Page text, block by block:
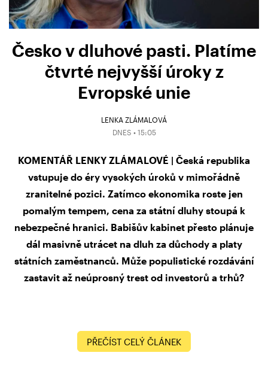
Česko v dluhové pasti. Platíme
čtvrté nejvyšší úroky z
Evropské unie
LENKA ZLÁMALOVÁ
DNES • 15:05
KOMENTÁŘ LENKY ZLÁMALOVÉ | Česká republika
vstupuje do éry vysokých úroků v mimořádně
zranitelné pozici. Zatímco ekonomika roste jen
pomalým tempem, cena za státní dluhy stoupá k
nebezpečné hranici. Babišův kabinet přesto plánuje
dál masivně utrácet na dluh za důchody a platy
státních zaměstnanců. Může populistické rozdávání
zastavit až neúprosný trest od investorů a trhů?
PŘEČÍST CELÝ ČLÁNEK